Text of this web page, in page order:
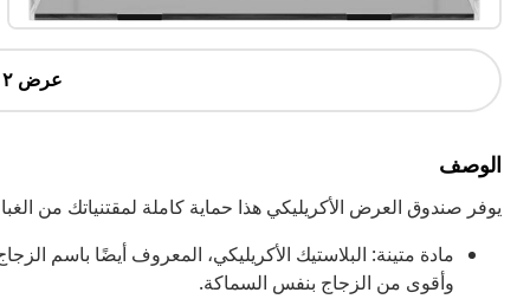
عرض ٢ أكثر
الوصف
يوفر صندوق العرض الأكريليكي هذا حماية كاملة لمقتنياتك من
مادة متينة: البلاستيك الأكريليكي، المعروف أيضًا باسم
وأقوى من الزجاج بنفس السماكة.